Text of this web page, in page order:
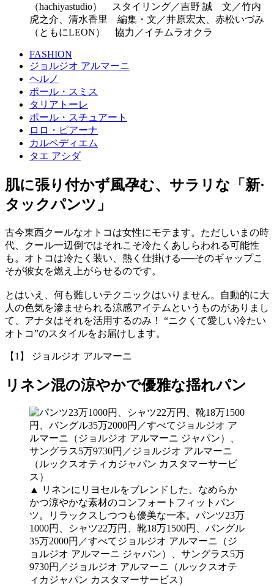
（hachiyastudio） スタイリング／吉野 誠 文／竹内
虎之介、清水香里 編集・文／井原宏太、赤松いづみ
（ともにLEON） 協力／イチムラオクラ
FASHION
ジョルジオ アルマーニ
ヘルノ
ポール・スミス
タリアトーレ
ポール・スチュアート
ロロ・ピアーナ
カルペディエム
タエ アシダ
肌に張り付かず風孕む、サラリな「新·
タックパンツ」
古今東西クールなオトコは女性にモテます。ただしいまの時
代、クール一辺倒ではそれこそ冷たくあしらわれる可能性
も。オトコは冷たく装い、熱く仕掛ける──そのギャップこ
そが彼女を燃え上がらせるのです。
とはいえ、何も難しいテクニックはいりません。自動的に大
人の色気を滲ませられる涼感アイテムというものがありまし
て、アナタはそれを活用するのみ！ “ニクくて愛しい冷たい
オトコ”のスタイルをお届けします。
【1】 ジョルジオ アルマーニ
リネン混の涼やかで優雅な揺れパン
▲ リネンにリヨセルをブレンドした、なめらか
かつ涼やかな素材のコンフォートフィットパン
ツ。リラックスしつつも優美な一本。パンツ23万
1000円、シャツ22万円、靴18万1500円、バングル
35万2000円／すべてジョルジオ アルマーニ（ジ
ョルジオ アルマーニ ジャパン）、サングラス5万
9730円／ジョルジオ アルマーニ（ルックスオテ
ィカジャパン カスタマーサービス）